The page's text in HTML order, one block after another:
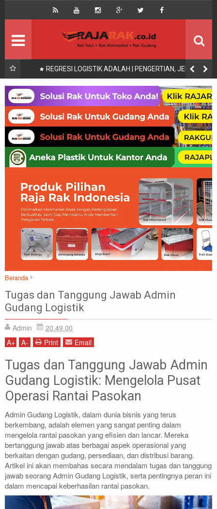
REGRESI LOGISTIK ADALAH | PENGERTIAN, JENIS,
SYARAT UJI DAN CONTOH
Beranda
Artikel
Gudang Logistik
Tugas dan Tanggung Jawab Admin Gudang Logistik
Tugas dan Tanggung Jawab Admin
Gudang Logistik
Admin
20.49.00
A+ A- Print Email
Tugas dan Tanggung Jawab Admin
Gudang Logistik: Mengelola Pusat
Operasi Rantai Pasokan
Admin Gudang Logistik, dalam dunia bisnis yang terus
berkembang, adalah elemen yang sangat penting dalam
mengelola rantai pasokan yang efisien dan lancar. Mereka
bertanggung jawab atas berbagai aspek operasional yang
berkaitan dengan gudang, persediaan, dan distribusi barang.
Artikel ini akan membahas secara mendalam tugas dan tanggung
jawab seorang Admin Gudang Logistik, serta pentingnya peran ini
dalam mencapai keberhasilan rantai pasokan.
Beranda
Kontak About Us
Rak Gudang Rak besi/Rak pallet
Rak Minimarket Supermarket
Produk Lain Peralatan Toko Dll
Artikel Retail & Logistik